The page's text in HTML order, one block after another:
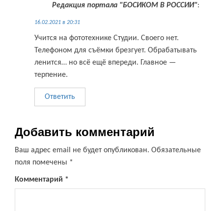
Редакция портала "БОСИКОМ В РОССИИ":
16.02.2021 в 20:31
Учится на фототехнике Студии. Своего нет.
Телефоном для съёмки брезгует. Обрабатывать
ленится… но всё ещё впереди. Главное —
терпение.
Ответить
Добавить комментарий
Ваш адрес email не будет опубликован. Обязательные
поля помечены *
Комментарий *